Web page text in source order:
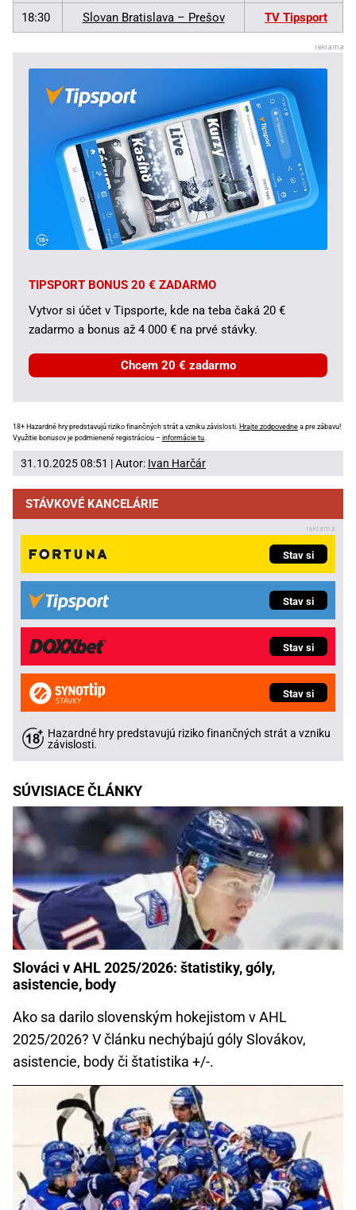
18:30 Slovan Bratislava – Prešov TV Tipsport
TIPSPORT BONUS 20 € ZADARMO
Vytvor si účet v Tipsporte, kde na teba čaká 20 €
zadarmo a bonus až 4 000 € na prvé stávky.
Chcem 20 € zadarmo
18+ Hazardné hry predstavujú riziko finančných strát a vzniku závislosti. Hrajte zodpovedne a pre zábavu!
Využitie bonusov je podmienené registráciou – informácie tu
31.10.2025 08:51 | Autor: Ivan Harčár
STÁVKOVÉ KANCELÁRIE
Stav si
Stav si
Stav si
Stav si
Hazardné hry predstavujú riziko finančných strát a vzniku
závislosti.
SÚVISIACE ČLÁNKY
Slováci v AHL 2025/2026: štatistiky, góly,
asistencie, body
Ako sa darilo slovenským hokejistom v AHL
2025/2026? V článku nechýbajú góly Slovákov,
asistencie, body či štatistika +/-.